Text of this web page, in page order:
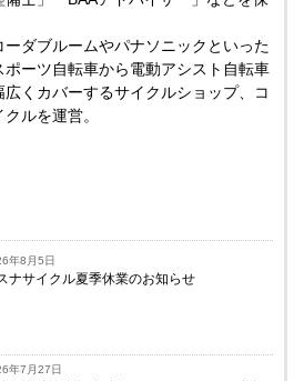
ーダブルームやパナソニックといった
ポーツ自転車から電動アシスト自転車
広くカバーするサイクルショップ、コ
ルを運営。
年8月5日
ナサイクル夏季休業のお知らせ
年7月27日